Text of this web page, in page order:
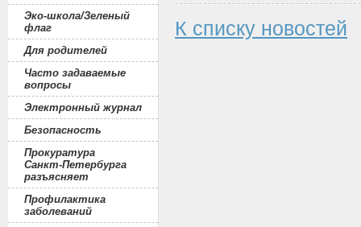
Эко-школа/Зеленый
флаг
Для родителей
Часто задаваемые
вопросы
Электронный журнал
Безопасность
Прокуратура
Санкт-Петербурга
разъясняет
Профилактика
заболеваний
К списку новостей